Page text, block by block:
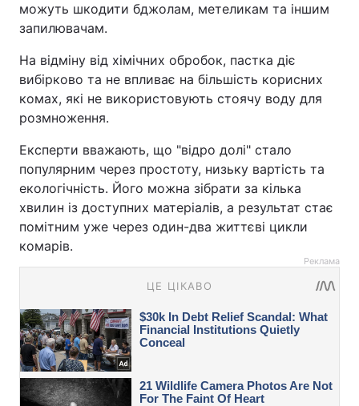
можуть шкодити бджолам, метеликам та іншим
запилювачам.
На відміну від хімічних обробок, пастка діє
вибірково та не впливає на більшість корисних
комах, які не використовують стоячу воду для
розмноження.
Експерти вважають, що "відро долі" стало
популярним через простоту, низьку вартість та
екологічність. Його можна зібрати за кілька
хвилин із доступних матеріалів, а результат стає
помітним уже через один-два життєві цикли
комарів.
Реклама